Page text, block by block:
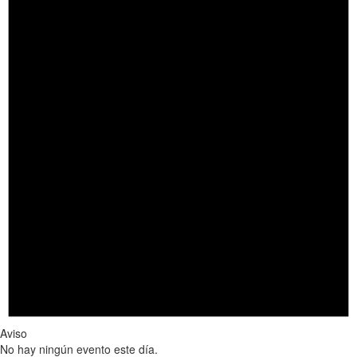
Aviso
No hay ningún evento este día.